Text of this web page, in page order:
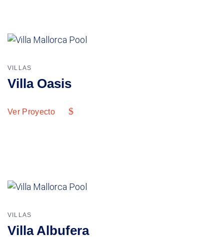
VILLAS
Villa Oasis
Ver Proyecto
VILLAS
Villa Albufera